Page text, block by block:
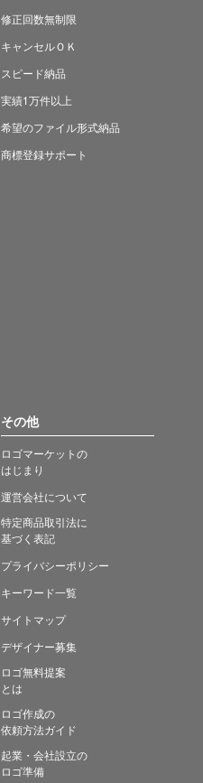
修正回数無制限
キャンセルＯＫ
スピード納品
実績1万件以上
希望のファイル形式納品
商標登録サポート
その他
ロゴマーケットの
はじまり
運営会社について
特定商品取引法に
基づく表記
プライバシーポリシー
キーワード一覧
サイトマップ
デザイナー募集
ロゴ無料提案
とは
ロゴ作成の
依頼方法ガイド
起業・会社設立の
ロゴ準備